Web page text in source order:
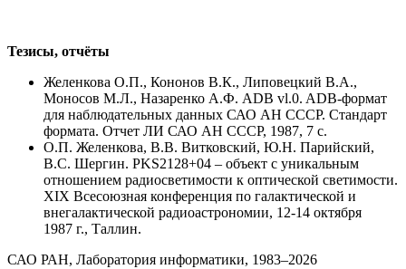
Тезисы, отчёты
Желенкова О.П., Кононов В.К., Липовецкий В.А.,
Моносов М.Л., Назаренко А.Ф. ADB vl.0. ADB-формат
для наблюдательных данных САО АН СССР. Стандарт
формата. Отчет ЛИ САО АН СССР, 1987, 7 с.
О.П. Желенкова, В.В. Витковский, Ю.Н. Парийский,
В.С. Шергин. PKS2128+04 – объект с уникальным
отношением радиосветимости к оптической светимости.
XIX Всесоюзная конференция по галактической и
внегалактической радиоастрономии, 12-14 октября
1987 г., Таллин.
САО РАН, Лаборатория информатики, 1983–2026